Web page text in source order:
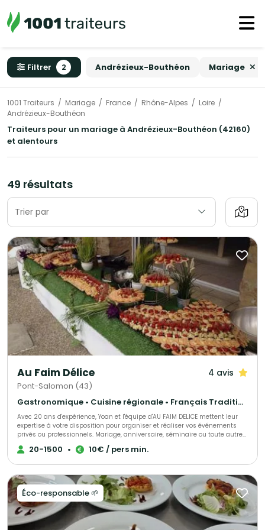
Filtrer 2 Andrézieux-Bouthéon Mariage
1001 Traiteurs Mariage France Rhône-Alpes
Loire
Andrézieux-Bouthéon
Traiteurs pour un mariage à Andrézieux-Bouthéon (42160)
et alentours
49 résultats
Trier par
Au Faim Délice 4 avis
Pont-Salomon (43)
Gastronomique • Cuisine régionale • Français Traditionnel
Avec 20 ans d'expérience, Yoan et l'équipe d'AU FAIM DELICE mettent leur
expertise à votre disposition pour organiser et réaliser vos événements
privés ou professionnels. Mariage, anniversaire, séminaire ou toute autre
réception, nous vous accompagnons à chaque étape pour faire de votre
projet une réussite. AU FAIM DELICE, spécialiste de l'organisation de
qualifiés et expérimentés s'engage à vous offrir une prestation sur-
mesure, avec des formules adaptées à tous les budgets. Faites confiance
à notre savoir-faire pour transformer votre réception en un moment
unique, inoubliable et riche en saveurs. Consultez notre page pour
découvrir nos services, et contactez notre Chef dès aujourd'hui pour une
expérience culinaire à la hauteur de vos attentes.
20-1500 • 10€ / pers min.
Éco-responsable 🌱